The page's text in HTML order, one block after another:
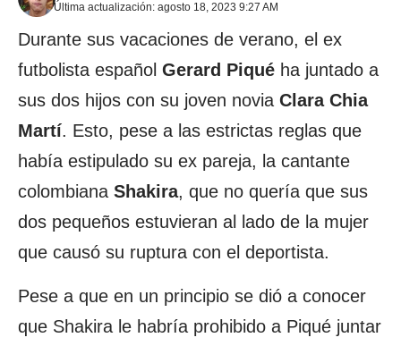
Última actualización: agosto 18, 2023 9:27 AM
Durante sus vacaciones de verano, el ex
futbolista español Gerard Piqué ha juntado a
sus dos hijos con su joven novia Clara Chia
Martí. Esto, pese a las estrictas reglas que
había estipulado su ex pareja, la cantante
colombiana Shakira, que no quería que sus
dos pequeños estuvieran al lado de la mujer
que causó su ruptura con el deportista.
Pese a que en un principio se dió a conocer
que Shakira le habría prohibido a Piqué juntar